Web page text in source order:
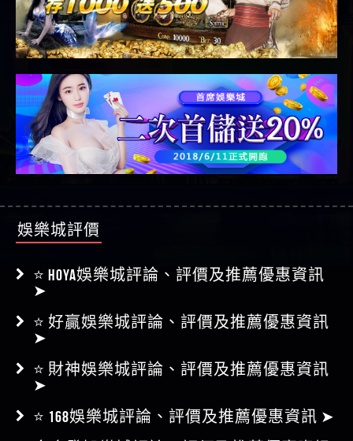
娛樂城評價
⭐ HOYA娛樂城評論、評價及推薦優惠資訊
➤
⭐ 好贏娛樂城評論、評價及推薦優惠資訊
➤
⭐ 財神娛樂城評論、評價及推薦優惠資訊
➤
⭐ 168娛樂城評論、評價及推薦優惠資訊 ➤